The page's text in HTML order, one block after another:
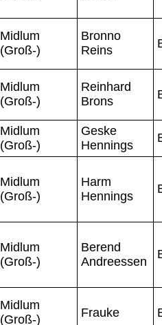
Midlum
(Groß-)
Bronno
Reins
Midlum
(Groß-)
Reinhard
Brons
Midlum
(Groß-)
Geske
Hennings
Midlum
(Groß-)
Harm
Hennings
Midlum
(Groß-)
Berend
Andreessen
Midlum
(Groß-)
Frauke